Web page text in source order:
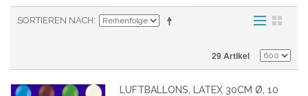
SORTIEREN NACH
29 Artikel
LUFTBALLONS, LATEX 30CM Ø, 10